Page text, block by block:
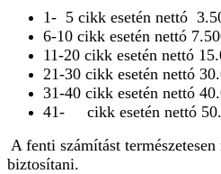
1- 5 cikk esetén nettó
6-10 cikk esetén nettó
11-20 cikk esetén nettó
21-30 cikk esetén nettó
31-40 cikk esetén nettó
41- cikk esetén nettó
A fenti számítást
biztosítani.